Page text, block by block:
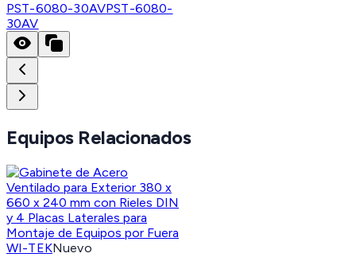
PST-6080-30AVPST-6080-
30AV
Equipos Relacionados
WI-TEKNuevo